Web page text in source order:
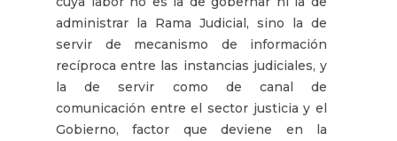
administrar la Rama Judicial, sino la de
servir de mecanismo de información
recíproca entre las instancias judiciales, y
la de servir como de canal de
comunicación entre el sector justicia y el
Gobierno, factor que deviene en la